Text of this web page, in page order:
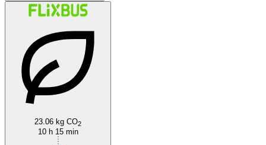
23.06 kg CO2
10 h 15 min